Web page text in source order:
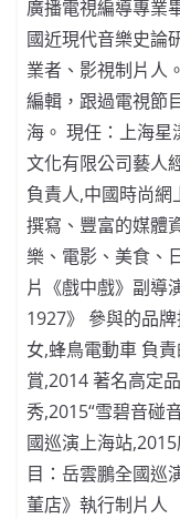
廣播電視編導專業
國近現代音樂史論
業者、影視制片人
編輯，跟過電視節
海。 現任：上海星
文化有限公司藝人
負責人,中國時尚
撰寫、豐富的媒體
樂、電影、美食
片《戲中戲》副導
1927》 參與的品
女,蜂鳥電動車 負
賞,2014 著名高定
秀,2015“雪碧音碰
國巡演上海站
目：岳雲鵬全國巡
董店》執行制片人